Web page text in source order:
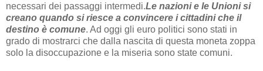
necessari dei passaggi intermedi.Le nazioni e le Unioni si
creano quando si riesce a convincere i cittadini che il
destino è comune. Ad oggi gli euro politici sono stati in
grado di mostrarci che dalla nascita di questa moneta zoppa
solo la disoccupazione e la miseria sono state comuni.